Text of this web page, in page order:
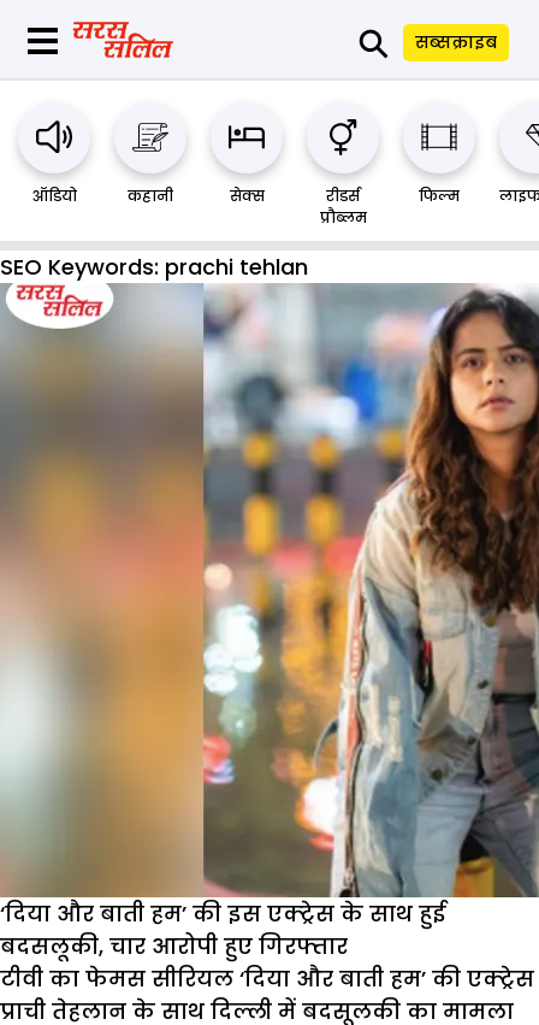
⚲ सब्सक्राइब
ऑडियो कहानी सेक्स
रीडर्स
प्रौब्लम
फिल्म
SEO Keywords: prachi tehlan
‘दिया और बाती हम’ की इस एक्ट्रेस के साथ हुई
बदसलूकी, चार आरोपी हुए गिरफ्तार
टीवी का फेमस सीरियल ‘दिया और बाती हम’ की एक्ट्रेस
प्राची तेहलान के साथ दिल्ली में बदसूलकी का मामला